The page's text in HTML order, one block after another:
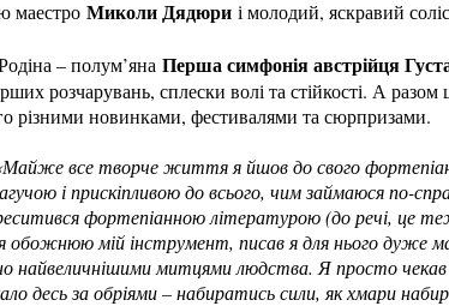
маестро Миколи Дядюри і молодий, яскравий
– полум’яна Перша симфонія австрійця
розчарувань, сплески волі та стійкості. А
різними новинками, фестивалями та сюрпризами.
все творче життя я йшов до свого
і прискіпливою до всього, чим займаюся по-
фортепіанною літературою (до речі, це теж
я обожнюю мій інструмент, писав я для нього дуже
найвеличнішими митцями людства. Я просто
десь за обріями – набиратись сили, як хмари